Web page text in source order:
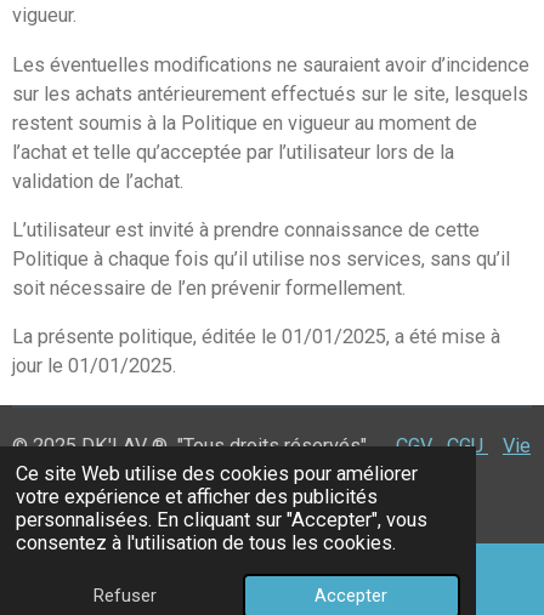
Ce site Web utilise des cookies pour améliorer
votre expérience et afficher des publicités
personnalisées. En cliquant sur "Accepter", vous
consentez à l'utilisation de tous les cookies.
Refuser Accepter
vigueur.
Les éventuelles modifications ne sauraient avoir d’incidence
sur les achats antérieurement effectués sur le site, lesquels
restent soumis à la Politique en vigueur au moment de
l’achat et telle qu’acceptée par l’utilisateur lors de la
validation de l’achat.
L’utilisateur est invité à prendre connaissance de cette
Politique à chaque fois qu’il utilise nos services, sans qu’il
soit nécessaire de l’en prévenir formellement.
La présente politique, éditée le 01/01/2025, a été mise à
jour le 01/01/2025.
© 2025 DK'LAV ®"Tous droits réservés"CGV CGU
Vie
Privée
Propulsé parWebador
E-mail